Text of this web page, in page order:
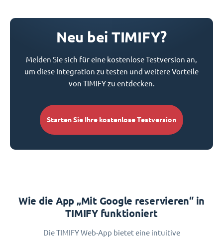
Neu bei TIMIFY?
Melden Sie sich für eine kostenlose Testversion an,
um diese Integration zu testen und weitere Vorteile
von TIMIFY zu entdecken.
Starten Sie Ihre kostenlose Testversion
Wie die App „Mit Google reservieren“ in
TIMIFY funktioniert
Die TIMIFY Web-App bietet eine intuitive